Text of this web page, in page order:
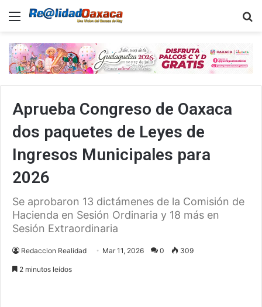
Menu
Aprueba Congreso de Oaxaca
dos paquetes de Leyes de
Ingresos Municipales para
2026
Se aprobaron 13 dictámenes de la Comisión de
Hacienda en Sesión Ordinaria y 18 más en
Sesión Extraordinaria
Redaccion Realidad Mar 11, 2026 0 309
2 minutos leídos